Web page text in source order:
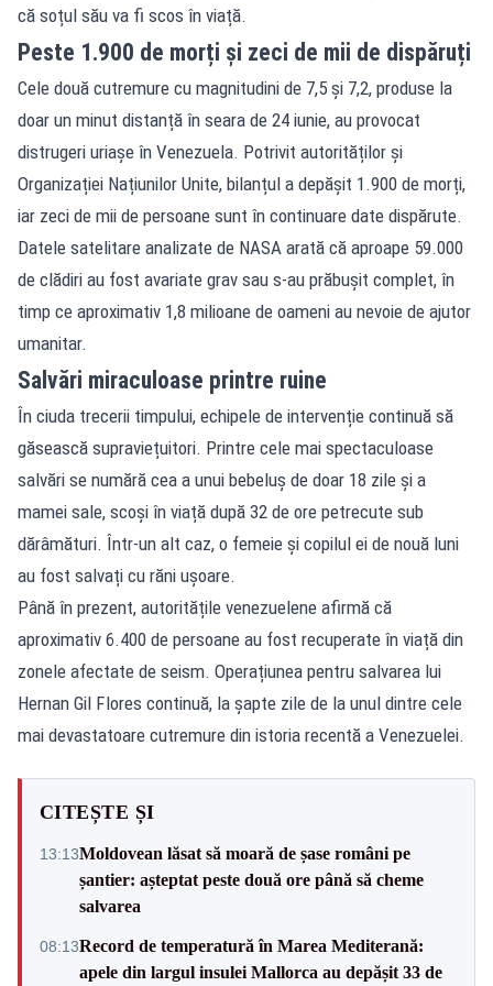
că soțul său va fi scos în viață.
Peste 1.900 de morți și zeci de mii de dispăruți
Cele două cutremure cu magnitudini de 7,5 și 7,2, produse la
doar un minut distanță în seara de 24 iunie, au provocat
distrugeri uriașe în Venezuela. Potrivit autorităților și
Organizației Națiunilor Unite, bilanțul a depășit 1.900 de morți,
iar zeci de mii de persoane sunt în continuare date dispărute.
Datele satelitare analizate de NASA arată că aproape 59.000
de clădiri au fost avariate grav sau s-au prăbușit complet, în
timp ce aproximativ 1,8 milioane de oameni au nevoie de ajutor
umanitar.
Salvări miraculoase printre ruine
În ciuda trecerii timpului, echipele de intervenție continuă să
găsească supraviețuitori. Printre cele mai spectaculoase
salvări se numără cea a unui bebeluș de doar 18 zile și a
mamei sale, scoși în viață după 32 de ore petrecute sub
dărâmături. Într-un alt caz, o femeie și copilul ei de nouă luni
au fost salvați cu răni ușoare.
Până în prezent, autoritățile venezuelene afirmă că
aproximativ 6.400 de persoane au fost recuperate în viață din
zonele afectate de seism. Operațiunea pentru salvarea lui
Hernan Gil Flores continuă, la șapte zile de la unul dintre cele
mai devastatoare cutremure din istoria recentă a Venezuelei.
CITEȘTE ȘI
13:13Moldovean lăsat să moară de șase români pe
șantier: așteptat peste două ore până să cheme
salvarea
08:13Record de temperatură în Marea Mediterană:
apele din largul insulei Mallorca au depășit 33 de